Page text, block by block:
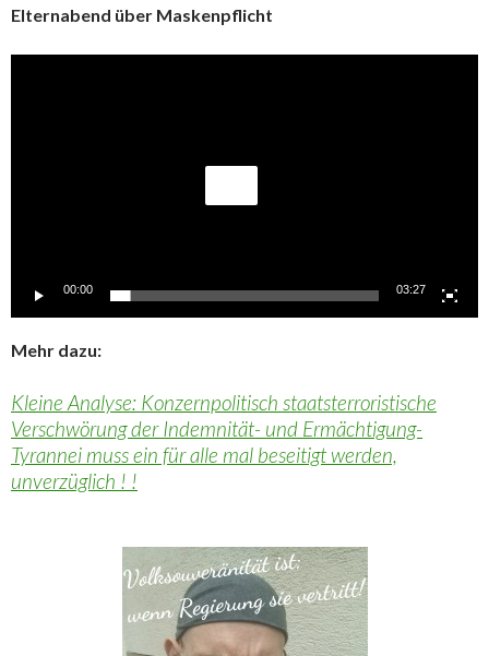
Elternabend über Maskenpflicht
00:00 03:27
Mehr dazu:
Kleine Analyse: Konzernpolitisch staatsterroristische
Verschwörung der Indemnität- und Ermächtigung-
Tyrannei muss ein für alle mal beseitigt werden,
unverzüglich ! !